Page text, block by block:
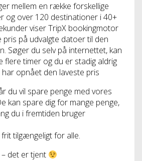
mellem en række forskellige
og over 120 destinationer i 40+
viser TripX bookingmotor
pris på udvalgte datoer til den
Søger du selv på internettet, kan
flere timer og du er stadig aldrig
har opnået den laveste pris
du vil spare penge med vores
kan spare dig for mange penge,
du i fremtiden bruger
tilgængeligt for alle.
det er tjent